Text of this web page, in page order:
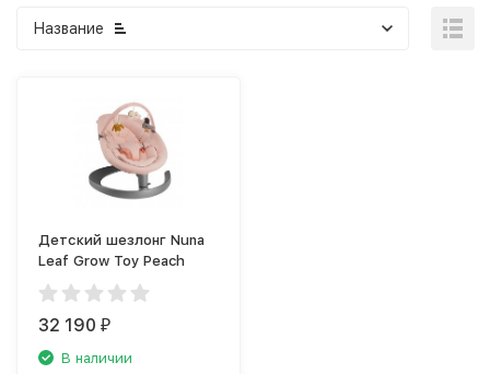
Название
Детский шезлонг Nuna
Leaf Grow Toy Peach
32 190₽
В наличии